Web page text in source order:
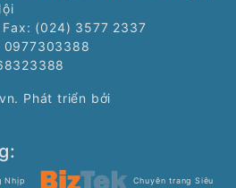
(024) 3577 2337
Phát triển bởi
Nhịp Chuyên trang Siêu